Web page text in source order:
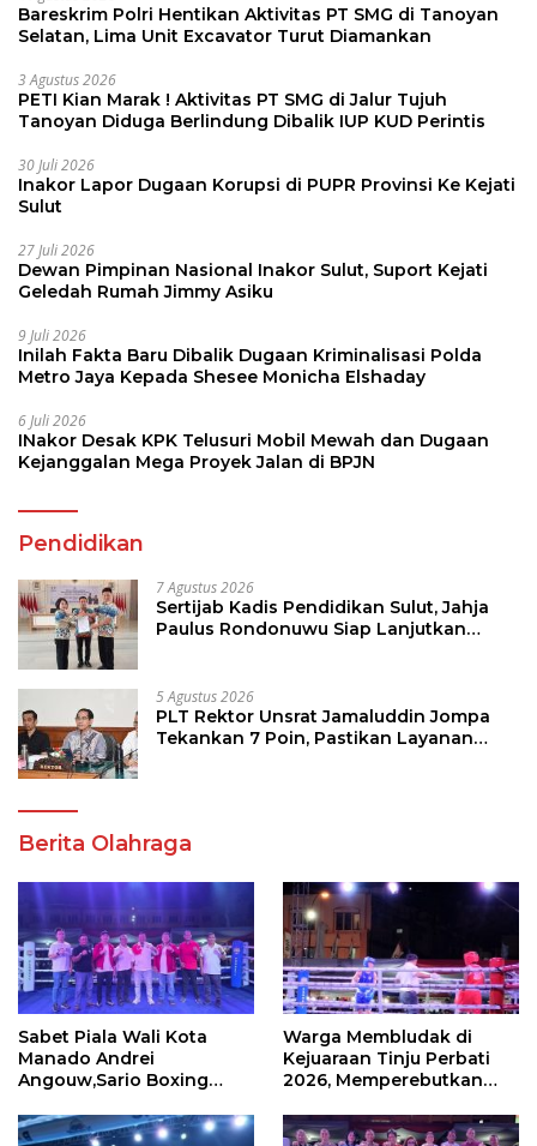
Bareskrim Polri Hentikan Aktivitas PT SMG di Tanoyan
Selatan, Lima Unit Excavator Turut Diamankan
3 Agustus 2026
PETI Kian Marak ! Aktivitas PT SMG di Jalur Tujuh
Tanoyan Diduga Berlindung Dibalik IUP KUD Perintis
30 Juli 2026
Inakor Lapor Dugaan Korupsi di PUPR Provinsi Ke Kejati
Sulut
27 Juli 2026
Dewan Pimpinan Nasional Inakor Sulut, Suport Kejati
Geledah Rumah Jimmy Asiku
9 Juli 2026
Inilah Fakta Baru Dibalik Dugaan Kriminalisasi Polda
Metro Jaya Kepada Shesee Monicha Elshaday
6 Juli 2026
INakor Desak KPK Telusuri Mobil Mewah dan Dugaan
Kejanggalan Mega Proyek Jalan di BPJN
Pendidikan
7 Agustus 2026
Sertijab Kadis Pendidikan Sulut, Jahja
Paulus Rondonuwu Siap Lanjutkan
5 Agustus 2026
PLT Rektor Unsrat Jamaluddin Jompa
Tekankan 7 Poin, Pastikan Layanan
Berita Olahraga
Sabet Piala Wali Kota
Manado Andrei
Angouw,Sario Boxing
Perbati 2026
Warga Membludak di
Kejuaraan Tinju Perbati
2026, Memperebutkan